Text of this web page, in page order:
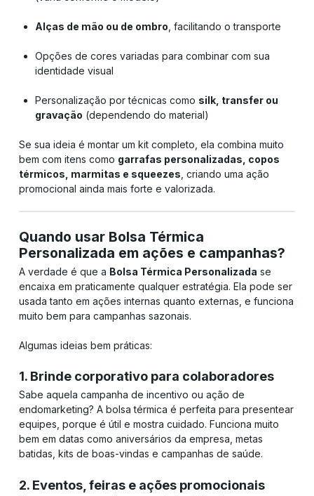
Alças de mão ou de ombro , facilitando o transporte
Opções de cores variadas para combinar com sua
identidade visual
Personalização por técnicas como silk, transfer ou
gravação (dependendo do material)
Se sua ideia é montar um kit completo, ela combina muito
bem com itens como garrafas personalizadas, copos
térmicos, marmitas e squeezes , criando uma ação
promocional ainda mais forte e valorizada.
Quando usar Bolsa Térmica
Personalizada em ações e campanhas?
A verdade é que a Bolsa Térmica Personalizada se
encaixa em praticamente qualquer estratégia. Ela pode ser
usada tanto em ações internas quanto externas, e funciona
muito bem para campanhas sazonais.
Algumas ideias bem práticas:
1. Brinde corporativo para colaboradores
Sabe aquela campanha de incentivo ou ação de
endomarketing? A bolsa térmica é perfeita para presentear
equipes, porque é útil e mostra cuidado. Funciona muito
bem em datas como aniversários da empresa, metas
batidas, kits de boas-vindas e campanhas de saúde.
2. Eventos, feiras e ações promocionais